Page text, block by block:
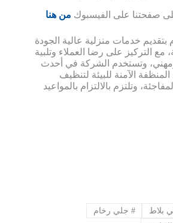
صفحتنا على الفيسبوك من هنا
خدمات منزلية عالية الجودة
مع التركيز على رضا العملاء وتلبية
وتستخدم الشركة في أحدث
المنظفة الآمنة للبيئة لتنظيف
وتلتزم بالالتزام بالمواعيد
بلاط # جلي رخام